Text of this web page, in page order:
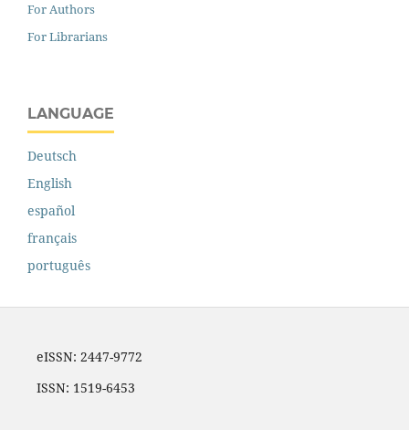
For Authors
For Librarians
LANGUAGE
Deutsch
English
español
français
português
eISSN: 2447-9772
ISSN: 1519-6453